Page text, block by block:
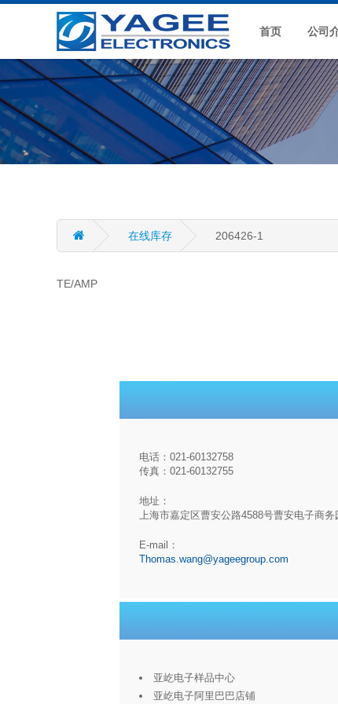
首页 公司
在线库存 206426-1
TE/AMP
电话：021-60132758
传真：021-60132755
地址：
上海市嘉定区曹安公路4588号曹安电子商务
E-mail：
Thomas.wang@yageegroup.com
亚屹电子样品中心
亚屹电子阿里巴巴店铺